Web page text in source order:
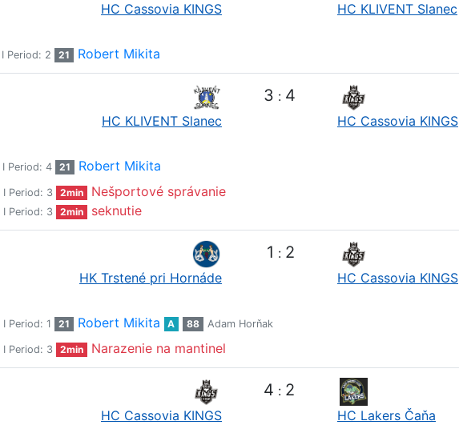
HC Cassovia KINGS HC KLIVENT Slanec
I Period: 2 21 Robert Mikita
HC KLIVENT Slanec
3 : 4
HC Cassovia KINGS
I Period: 4 21 Robert Mikita
I Period: 3 2min Nešportové správanie
I Period: 3 2min seknutie
HK Trstené pri Hornáde
1 : 2
HC Cassovia KINGS
I Period: 1 21 Robert Mikita A 88 Adam Horňak
I Period: 3 2min Narazenie na mantinel
HC Cassovia KINGS
4 : 2
HC Lakers Čaňa